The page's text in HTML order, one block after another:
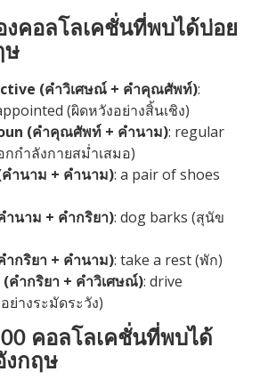
งคอลโลเคชั่นที่พบได้บ่อย
ษ
(คำวิเศษณ์ + คำคุณศัพท์):
(ผิดหวังอย่างสิ้นเชิง)
(คำคุณศัพท์ + คำนาม): regular
กกำลังกายสม่ำเสมอ)
ำนาม + คำนาม): a pair of shoes
ำนาม + คำกริยา): dog barks (สุนัข
กริยา + คำนาม): take a rest (พัก)
คำกริยา + คำวิเศษณ์): drive
ย่างระมัดระวัง)
คอลโลเคชั่นที่พบได้
งกฤษ